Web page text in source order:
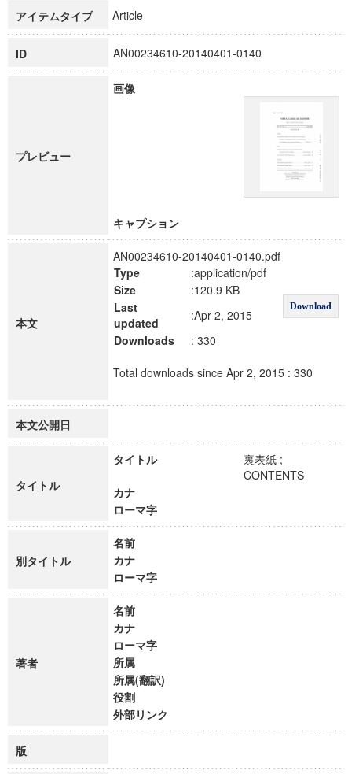
博士課程教育リーディングプログラム「超成熟社会発展のサ
アイテムタイプ Article
ID AN00234610-20140401-0140
プレビュー
画像
キャプション
本文
AN00234610-20140401-0140.pdf
Type
:application/pdf
Download
Size
:120.9 KB
Last
updated
:Apr 2, 2015
Downloads
: 330
Total downloads since Apr 2, 2015 : 330
本文公開日
タイトル
タイトル
裏表紙 ;
CONTENTS
カナ
ローマ字
別タイトル
名前
カナ
ローマ字
著者
名前
カナ
ローマ字
所属
所属(翻訳)
役割
外部リンク
版